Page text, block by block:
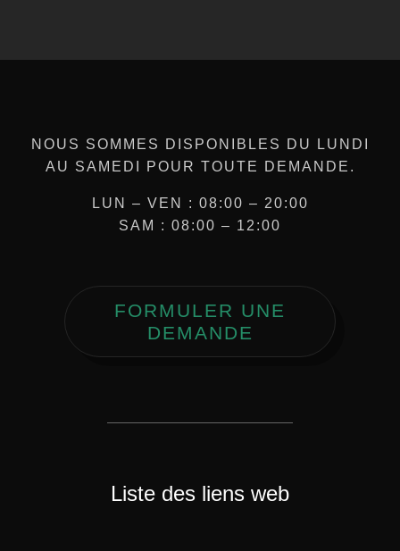
NOUS SOMMES DISPONIBLES DU LUNDI
AU SAMEDI POUR TOUTE DEMANDE.
LUN – VEN : 08:00 – 20:00
SAM : 08:00 – 12:00
FORMULER UNE
DEMANDE
Liste des liens web